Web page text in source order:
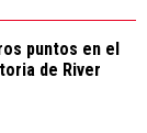
puntos en el
de River